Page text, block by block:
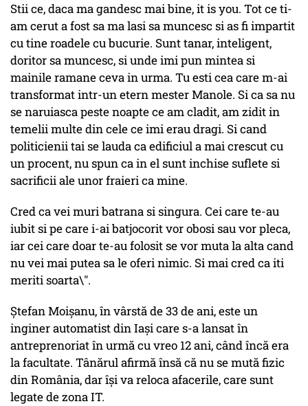
Stii ce, daca ma gandesc mai bine, it is you. Tot ce ti-
am cerut a fost sa ma lasi sa muncesc si as fi impartit
cu tine roadele cu bucurie. Sunt tanar, inteligent,
doritor sa muncesc, si unde imi pun mintea si
mainile ramane ceva in urma. Tu esti cea care m-ai
transformat intr-un etern mester Manole. Si ca sa nu
se naruiasca peste noapte ce am cladit, am zidit in
temelii multe din cele ce imi erau dragi. Si cand
politicienii tai se lauda ca edificiul a mai crescut cu
un procent, nu spun ca in el sunt inchise suflete si
sacrificii ale unor fraieri ca mine.
Cred ca vei muri batrana si singura. Cei care te-au
iubit si pe care i-ai batjocorit vor obosi sau vor pleca,
iar cei care doar te-au folosit se vor muta la alta cand
nu vei mai putea sa le oferi nimic. Si mai cred ca iti
meriti soarta\".
Ştefan Moişanu, în vârstă de 33 de ani, este un
inginer automatist din Iaşi care s-a lansat în
antreprenoriat în urmă cu vreo 12 ani, când încă era
la facultate. Tânărul afirmă însă că nu se mută fizic
din România, dar își va reloca afacerile, care sunt
legate de zona IT.